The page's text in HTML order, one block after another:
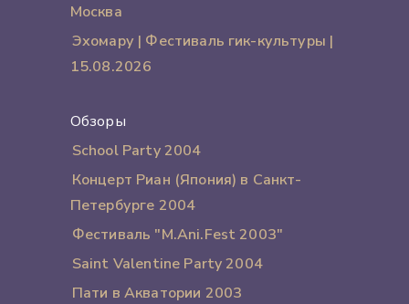
Москва
Эхомару | Фестиваль гик-культуры |
15.08.2026
Обзоры
School Party 2004
Концерт Риан (Япония) в Санкт-
Петербурге 2004
Фестиваль "M.Ani.Fest 2003"
Saint Valentine Party 2004
Пати в Акватории 2003